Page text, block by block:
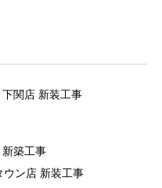
関店 新装工事
築工事
ウン店 新装工事